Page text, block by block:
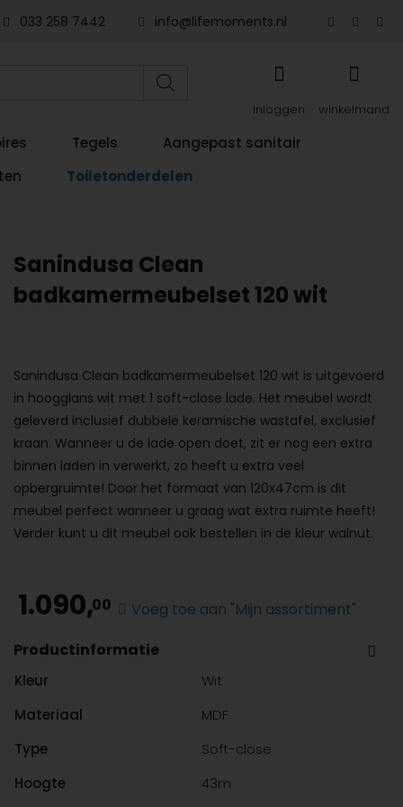
033 258 7442 info@lifemoments.nl
inloggen winkelmand
Tegels
Aangepast sanitair
Toiletonderdelen
Sanindusa Clean
badkamermeubelset 120 wit
Sanindusa Clean badkamermeubelset 120 wit is uitgevoerd
in hoogglans wit met 1 soft-close lade. Het meubel wordt
geleverd inclusief dubbele keramische wastafel, exclusief
kraan. Wanneer u de lade open doet, zit er nog een extra
binnen laden in verwerkt, zo heeft u extra veel
opbergruimte! Door het formaat van 120x47cm is dit
meubel perfect wanneer u graag wat extra ruimte heeft!
Verder kunt u dit meubel ook bestellen in de kleur walnut.
1.090,00
Voeg toe aan "Mijn assortiment"
Productinformatie
Kleur
Wit
Materiaal
MDF
Type
Soft-close
Hoogte
43m